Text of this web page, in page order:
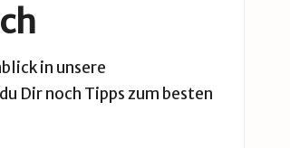
in unsere
Dir noch Tipps zum besten